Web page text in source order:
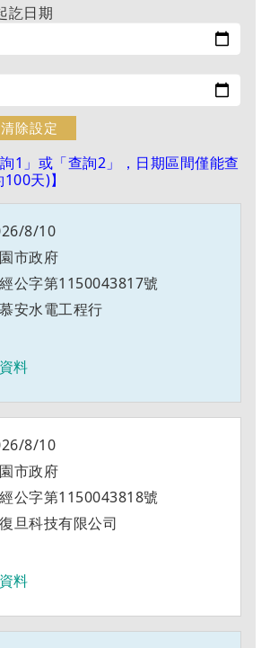
訖日期
詢1」或「查詢2」，日期區間僅能查
天)】
8/10
市政府
公字第1150043817號
慕安水電工程行
料
8/10
市政府
公字第1150043818號
復旦科技有限公司
料